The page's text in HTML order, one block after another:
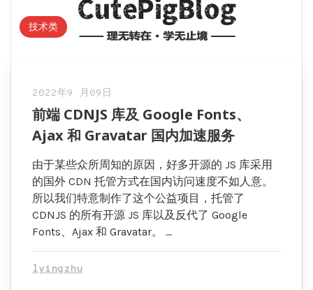
技术类
2022年9 月09日
前端 CDNJS 库及 Google Fonts、
Ajax 和 Gravatar 国内加速服务
由于某些众所周知的原因，好多开源的 JS 库采用
的国外 CDN 托管方式在国内访问速度不如人意。
所以我们特意制作了这个公益项目，托管了
CDNJS 的所有开源 JS 库以及反代了 Google
Fonts、Ajax 和 Gravatar。 …
lyingzhu